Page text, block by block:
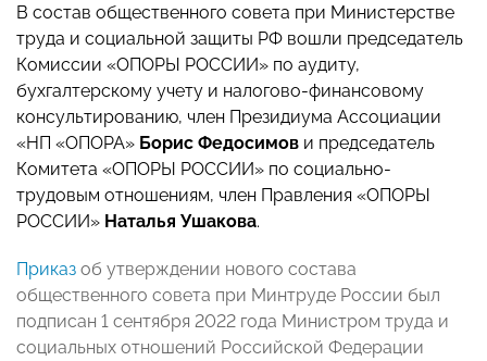
В состав общественного совета при Министерстве
труда и социальной защиты РФ вошли председатель
Комиссии «ОПОРЫ РОССИИ» по аудиту,
бухгалтерскому учету и налогово-финансовому
консультированию, член Президиума Ассоциации
«НП «ОПОРА» Борис Федосимов и председатель
Комитета «ОПОРЫ РОССИИ» по социально-
трудовым отношениям, член Правления «ОПОРЫ
РОССИИ» Наталья Ушакова.
Приказ об утверждении нового состава
общественного совета при Минтруде России был
подписан 1 сентября 2022 года Министром труда и
социальных отношений Российской Федерации